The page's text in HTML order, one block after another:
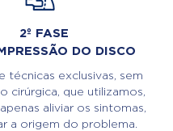
2º FASE
DO DISCO
técnicas exclusivas, sem
cirúrgica, que utilizamos,
aliviar os sintomas,
a origem do problema.